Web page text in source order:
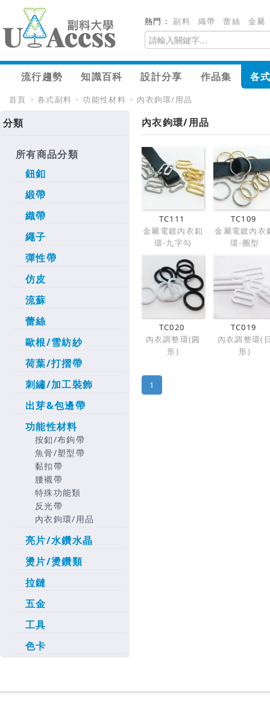
熱門：副料 織帶 蕾絲 金屬
流行趨勢 知識百科 設計分享 作品集 各
首頁 > 各式副料 > 功能性材料 > 內衣鉤環/用品
分類
所有商品分類
鈕釦
緞帶
織帶
繩子
彈性帶
仿皮
流蘇
蕾絲
歐根/雪紡紗
荷葉/打摺帶
刺繡/加工裝飾
出芽&包邊帶
功能性材料
按釦/布鉤帶
魚骨/塑型帶
黏扣帶
腰襯帶
特殊功能類
反光帶
內衣鉤環/用品
亮片/水鑽水晶
燙片/燙鑽類
拉鏈
五金
工具
色卡
內衣鉤環/用品
TC111
金屬電鍍內衣釦
環-九字勾
TC109
金屬電鍍內衣
環-圈型
TC020
內衣調整環(圓
形)
TC019
內衣調整環(
形)
1